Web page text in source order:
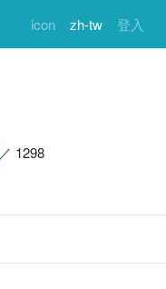
icon zh-tw 登入
／ 1298